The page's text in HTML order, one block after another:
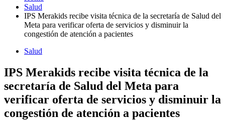
Salud
IPS Merakids recibe visita técnica de la secretaría de Salud del
Meta para verificar oferta de servicios y disminuir la
congestión de atención a pacientes
Salud
IPS Merakids recibe visita técnica de la
secretaría de Salud del Meta para
verificar oferta de servicios y disminuir la
congestión de atención a pacientes